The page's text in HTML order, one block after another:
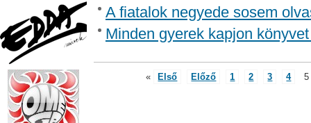
A fiatalok negyede sosem
Minden gyerek kapjon
« Első Előző 1 2 3 4 5